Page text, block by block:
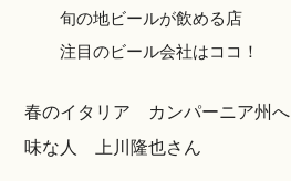
旬の地ビールが飲める店
注目のビール会社はココ！
春のイタリア カンパーニア州へ
味な人 上川隆也さん